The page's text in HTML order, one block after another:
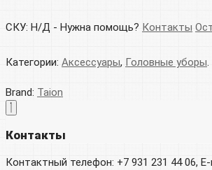
СКУ: Н/Д - Нужна помощь? Контакты
Категории: Аксессуары, Головные уборы.
Brand: Taion
Контакты
Контактный телефон: +7 931 231 44 06, E-